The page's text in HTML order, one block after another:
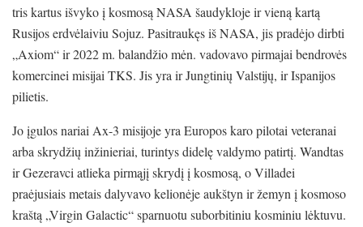
tris kartus išvyko į kosmosą NASA šaudykloje ir vieną kartą
Rusijos erdvėlaiviu Sojuz. Pasitraukęs iš NASA, jis pradėjo dirbti
„Axiom“ ir 2022 m. balandžio mėn. vadovavo pirmajai bendrovės
komercinei misijai TKS. Jis yra ir Jungtinių Valstijų, ir Ispanijos
pilietis.
Jo įgulos nariai Ax-3 misijoje yra Europos karo pilotai veteranai
arba skrydžių inžinieriai, turintys didelę valdymo patirtį. Wandtas
ir Gezeravci atlieka pirmąjį skrydį į kosmosą, o Villadei
praėjusiais metais dalyvavo kelionėje aukštyn ir žemyn į kosmoso
kraštą „Virgin Galactic“ sparnuotu suborbitiniu kosminiu lėktuvu.